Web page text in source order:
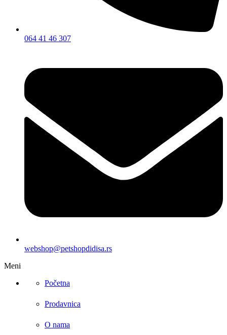
064 41 46 307
webshop@petshopdidisa.rs
Meni
Početna
Prodavnica
O nama